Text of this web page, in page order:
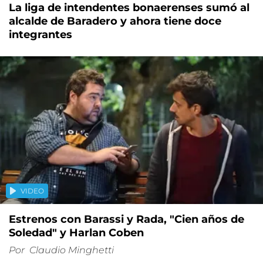
La liga de intendentes bonaerenses sumó al
alcalde de Baradero y ahora tiene doce
integrantes
VIDEO
Estrenos con Barassi y Rada, "Cien años de
Soledad" y Harlan Coben
Por Claudio Minghetti